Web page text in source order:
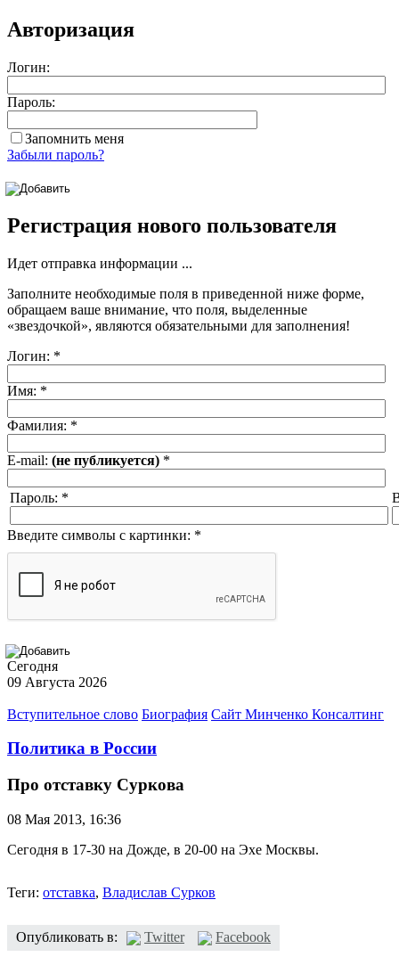
Авторизация
Логин:
Пароль:
Запомнить меня
Забыли пароль?
Регистрация нового пользователя
Идет отправка информации ...
Заполните необходимые поля в приведенной ниже форме,
обращаем ваше внимание, что поля, выделенные
«звездочкой», являются обязательными для заполнения!
Логин: *
Имя: *
Фамилия: *
E-mail: (не публикуется) *
Пароль: *
Введите символы с картинки: *
Сегодня
09 Августа 2026
Вступительное слово Биография Сайт Минченко Консалтинг
Политика в России
Про отставку Суркова
08 Мая 2013, 16:36
Сегодня в 17-30 на Дожде, в 20-00 на Эхе Москвы.
Теги: отставка, Владислав Сурков
Опубликовать в: Twitter Facebook